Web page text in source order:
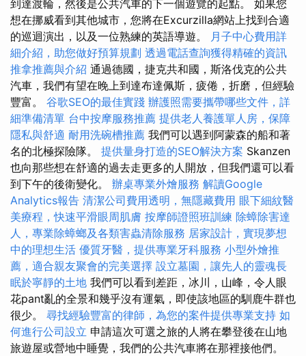
到達渡輪，然後是公共汽車的下一個遊覽的起點。 如果您
想在挪威看到其他城市，您將在Excurzilla網站上找到合適
的巡迴演出，以及一位熟練的英語導遊。
月子中心費用詳
細介紹，助您做好預算規劃 透過電話查詢獲得精確的資訊
推拿推薦與介紹 通過德國，捷克共和國，斯洛伐克的公共
汽車，我們有望在晚上到達布達佩斯，疲倦，折磨，但經驗
豐富。 谷歌SEO的最佳實踐 辦護照需要攜帶哪些文件，詳
細準備清單 台中按摩服務推薦 提供老人養護單人房，保障
隱私與舒適 耐用洗碗槽推薦 我們可以遇到阿蒙森的船和著
名的北極探險隊。 提供量身打造的SEO解決方案 Skanzen
也向那些想在舒適的過去走更多的人開放，但我們還可以看
到下午的後衛變化。 辦桌專業外燴服務 解讀Google
Analytics報告 清潔公司費用透明，無隱藏費用 眼下細紋醫
美療程，快速平滑眼周肌膚 按摩師證照班訓練 除蟑除害達
人，專業除蟑螂及各類害蟲清除服務 居家設計，實現夢想
中的理想生活 優質牙醫，提供專業牙科服務 小型外燴推
薦，適合親友聚會的完美選擇 設立墓園，讓先人的靈魂長
眠於寧靜的土地 我們可以看到差距，冰川，山峰，令人眼
花pant亂的全景和幾乎沒有運氣，即使該地區的馴鹿牛群也
很少。 尋找經驗豐富的律師，為您的案件提供專業支持 如
何進行公司設立 申請這次可選之旅的人將在攀登後在山地
旅遊屋或營地中睡覺，我們的公共汽車將在那裡接他們。